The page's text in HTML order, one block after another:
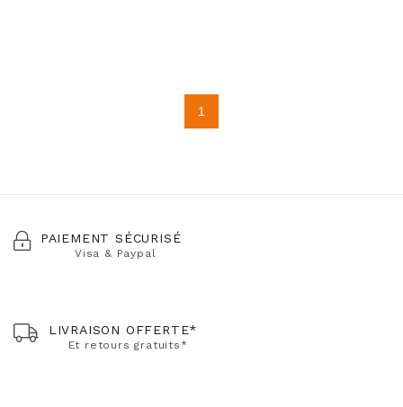
1
PAIEMENT SÉCURISÉ
Visa & Paypal
LIVRAISON OFFERTE*
Et retours gratuits*